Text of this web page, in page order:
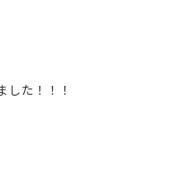
した！！！